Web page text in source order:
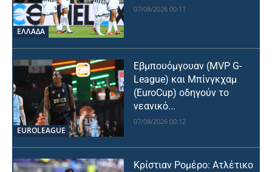
ΕΛΛΑΔΑ
07/08/2026 00:11
EUROLEAGUE
Εβμπουόμγουαν (MVP G-
League) και Μπίνγκχαμ
(EuroCup) οδηγούν το
νεανικό...
07/08/2026 00:12
Κρίστιαν Ρομέρο: Ατλέτικο